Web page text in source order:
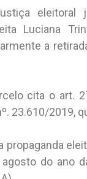
eleitoral
Luciana
a
cita o art.
23.610/2019,
propaganda
do ano